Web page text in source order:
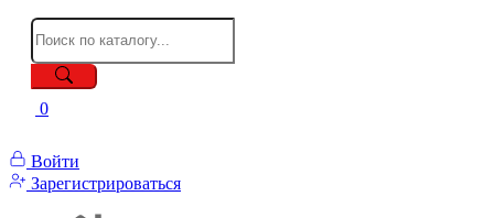
0
Войти
Зарегистрироваться